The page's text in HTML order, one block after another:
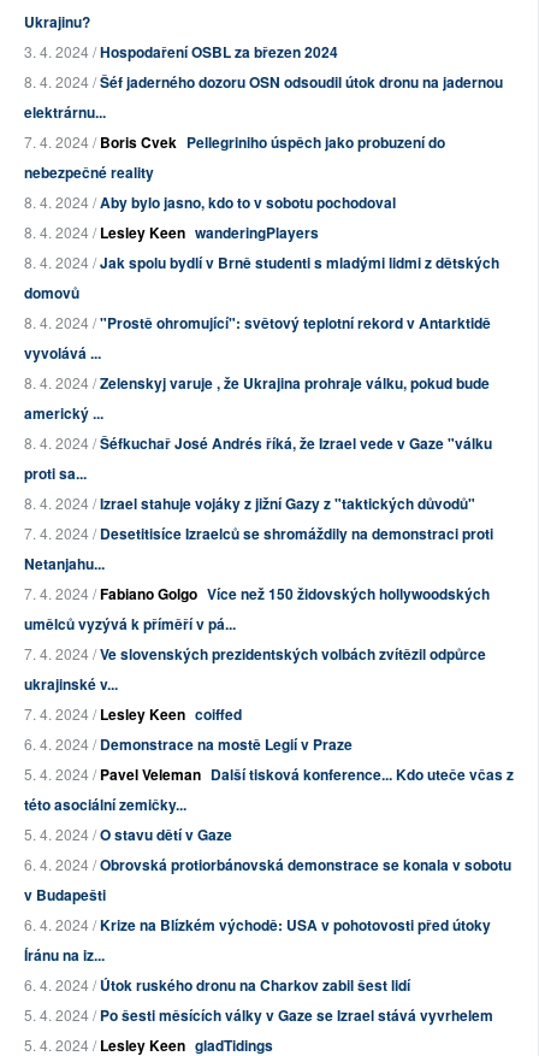
Ukrajinu?
3. 4. 2024 /Hospodaření OSBL za březen 2024
8. 4. 2024 /Šéf jaderného dozoru OSN odsoudil útok dronu na jadernou
elektrárnu...
7. 4. 2024 /Boris Cvek Pellegriniho úspěch jako probuzení do
nebezpečné reality
8. 4. 2024 /Aby bylo jasno, kdo to v sobotu pochodoval
8. 4. 2024 /Lesley Keen wanderingPlayers
8. 4. 2024 /Jak spolu bydlí v Brně studenti s mladými lidmi z dětských
domovů
8. 4. 2024 /"Prostě ohromující": světový teplotní rekord v Antarktidě
vyvolává ...
8. 4. 2024 /Zelenskyj varuje , že Ukrajina prohraje válku, pokud bude
americký ...
8. 4. 2024 /Šéfkuchař José Andrés říká, že Izrael vede v Gaze "válku
proti sa...
8. 4. 2024 /Izrael stahuje vojáky z jižní Gazy z "taktických důvodů"
7. 4. 2024 /Desetitisíce Izraelců se shromáždily na demonstraci proti
Netanjahu...
7. 4. 2024 /Fabiano Golgo Více než 150 židovských hollywoodských
umělců vyzývá k příměří v pá...
7. 4. 2024 /Ve slovenských prezidentských volbách zvítězil odpůrce
ukrajinské v...
7. 4. 2024 /Lesley Keen coiffed
6. 4. 2024 /Demonstrace na mostě Legií v Praze
5. 4. 2024 /Pavel Veleman Další tisková konference... Kdo uteče včas z
této asociální zemičky...
5. 4. 2024 /O stavu dětí v Gaze
6. 4. 2024 /Obrovská protiorbánovská demonstrace se konala v sobotu
v Budapešti
6. 4. 2024 /Krize na Blízkém východě: USA v pohotovosti před útoky
Íránu na iz...
6. 4. 2024 /Útok ruského dronu na Charkov zabil šest lidí
5. 4. 2024 /Po šesti měsících války v Gaze se Izrael stává vyvrhelem
5. 4. 2024 /Lesley Keen gladTidings